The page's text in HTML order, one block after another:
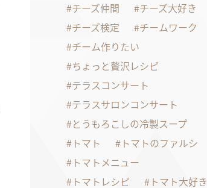
チーズ仲間
チーズ大好き
チーズ検定
チームワーク
チーム作りたい
ちょっと贅沢レシピ
テラスコンサート
テラスサロンコンサート
とうもろこしの冷製スープ
トマト
トマトのファルシ
トマトメニュー
トマトレシピ
トマト大好き